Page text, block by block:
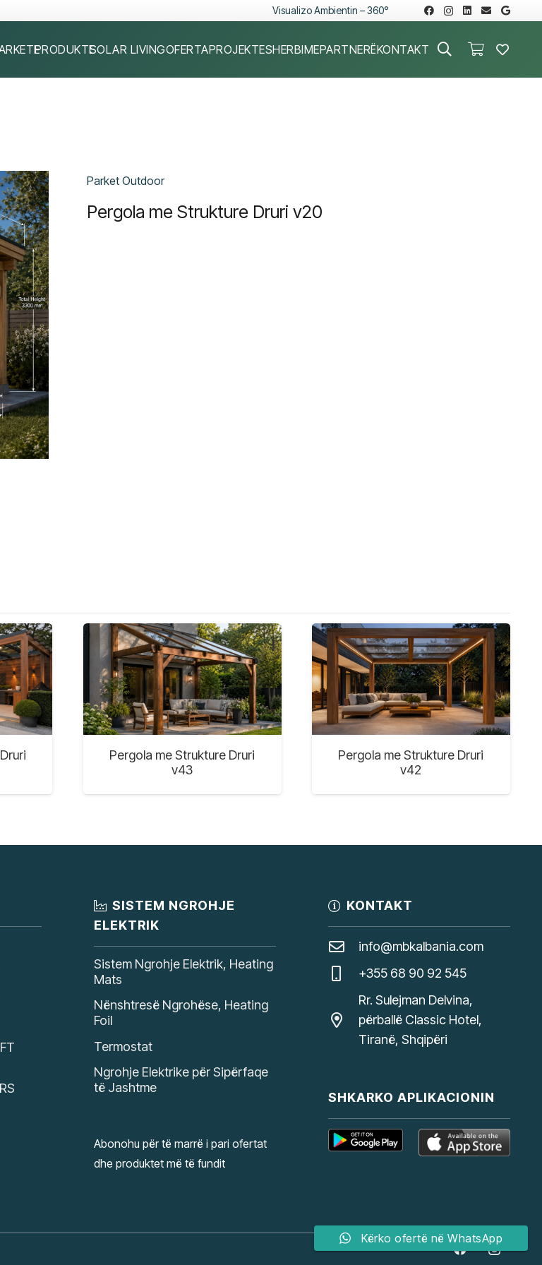
Visualizo Ambientin – 360°
PRODUKTESOLAR LIVINGOFERTAPROJEKTESHERBIMEPARTNERËKONTAKT
Parket Outdoor
Pergola me Strukture Druri v20
Pergola me Strukture Druri
v43
Pergola me Strukture Druri
v42
SISTEM NGROHJE
ELEKTRIK
Sistem Ngrohje Elektrik, Heating
Mats
Nënshtresë Ngrohëse, Heating
Foil
Termostat
Ngrohje Elektrike për Sipërfaqe
të Jashtme
Abonohu për të marrë i pari ofertat
dhe produktet më të fundit
KONTAKT
info@mbkalbania.com
+355 68 90 92 545
Rr. Sulejman Delvina,
përballë Classic Hotel,
Tiranë, Shqipëri
SHKARKO APLIKACIONIN
Kërko ofertë në WhatsApp